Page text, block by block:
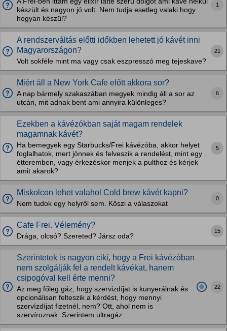
készült és nagyon jó volt. Nem tudja esetleg valaki hogy
hogyan készül?
1
A rendszerváltás előtti időkben lehetett jó kávét inni
Magyarországon?
Volt sokféle mint ma vagy csak eszpresszó meg tejeskave?
21
Miért áll a New York Cafe előtt akkora sor?
A nap bármely szakaszában megyek mindig áll a sor az
utcán, mit adnak bent ami annyira különleges?
6
Ezekben a kávézókban saját magam rendelek
magamnak kávét?
Ha bemegyek egy Starbucks/Frei kávézóba, akkor helyet
foglalhatok, mert jönnek és felveszik a rendelést, mint egy
étteremben, vagy érkezéskor menjek a pulthoz és kérjek
amit akarok?
5
Miskolcon lehet valahol Cold brew kávét kapni?
Nem tudok egy helyről sem. Köszi a válaszokat
0
Cafe Frei. Vélemény?
Drága, olcsó? Szereted? Jársz oda?
15
Szerintetek is nagyon ciki, hogy a Frei kávézóban
nem szolgálják fel a rendelt kávékat, hanem
csipogóval kell érte menni?
Az meg főleg gáz, hogy szervizdíjat is kunyerálnak és
opcionálisan felteszik a kérdést, hogy mennyi
szervízdíjat fizetnél, nem? Ott, ahol nem is
szervíroznak. Szerintem ultragáz.
22